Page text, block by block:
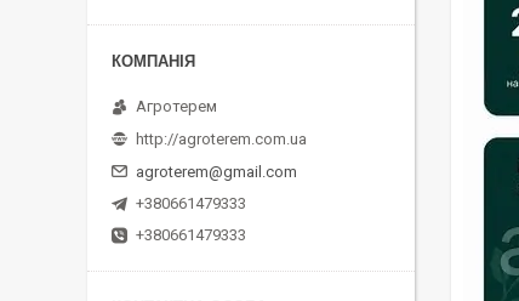
Агротерем
http://agroterem.com.ua
agroterem@gmail.com
+380661479333
+380661479333